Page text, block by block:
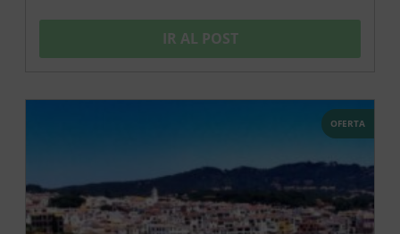
IR AL POST
OFERTA